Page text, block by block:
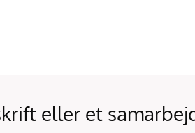
eller et